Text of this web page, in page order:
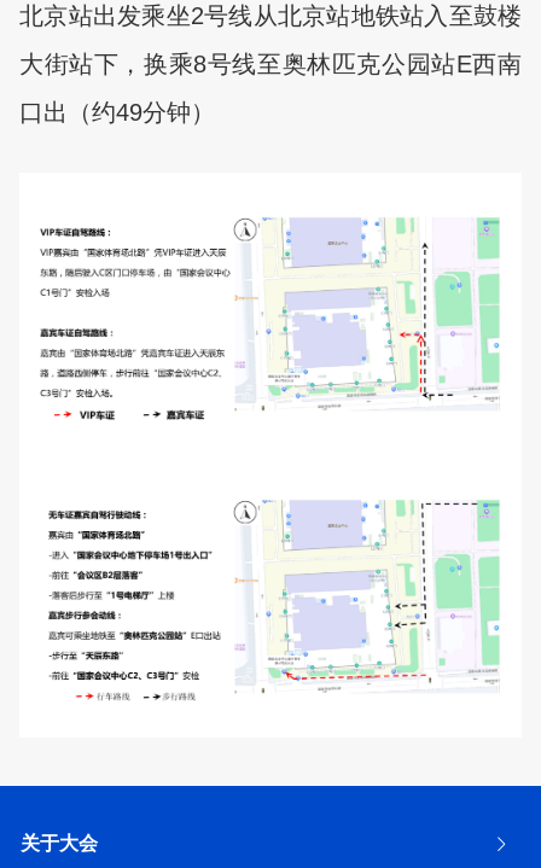
北京站出发乘坐2号线从北京站地铁站入至鼓楼
大街站下，换乘8号线至奥林匹克公园站E西南
口出（约49分钟）
关于大会